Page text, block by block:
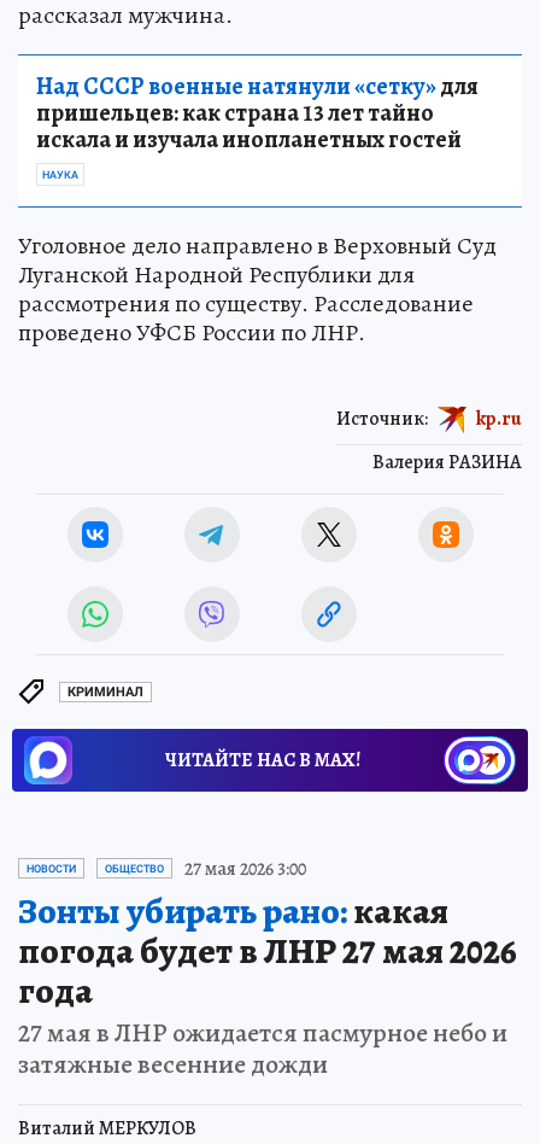
рассказал мужчина.
Над СССР военные натянули «сетку»для
пришельцев: как страна 13 лет тайно
искала и изучала инопланетных гостей
НАУКА
Уголовное дело направлено в Верховный Суд
Луганской Народной Республики для
рассмотрения по существу. Расследование
проведено УФСБ России по ЛНР.
Валерия РАЗИНА
Источник: kp.ru
КРИМИНАЛ
ЧИТАЙТЕ НАС В МАХ!
НОВОСТИ ОБЩЕСТВО 27 мая 2026 3:00
Зонты убирать рано:какая
погода будет в ЛНР 27 мая 2026
года
27 мая в ЛНР ожидается пасмурное небо и
затяжные весенние дожди
Виталий МЕРКУЛОВ